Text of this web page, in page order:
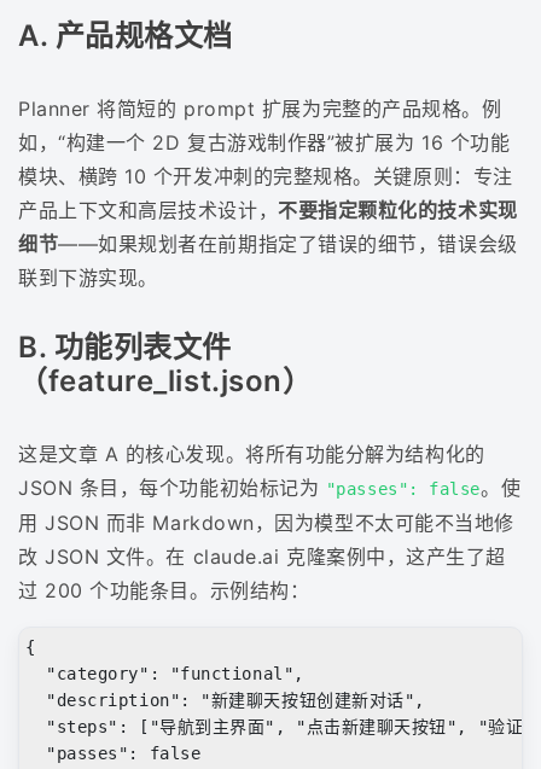
A. 产品规格文档
Planner 将简短的 prompt 扩展为完整的产品规格。例
如，“构建一个 2D 复古游戏制作器”被扩展为 16 个功能
模块、横跨 10 个开发冲刺的完整规格。关键原则：专注
产品上下文和高层技术设计，不要指定颗粒化的技术实现
细节——如果规划者在前期指定了错误的细节，错误会级
联到下游实现。
B. 功能列表文件
（feature_list.json）
这是文章 A 的核心发现。将所有功能分解为结构化的
JSON 条目，每个功能初始标记为 "passes": false。使
用 JSON 而非 Markdown，因为模型不太可能不当地修
改 JSON 文件。在 claude.ai 克隆案例中，这产生了超
过 200 个功能条目。示例结构：
{
"category" : "functional" ,
"description" : "新建聊天按钮创建新对话" ,
"steps" : [ "导航到主界面" , "点击新建聊天按钮" ,
"验证
"passes" : false